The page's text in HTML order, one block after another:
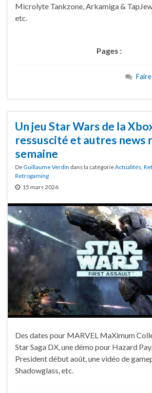
Microlyte Tankzone, Arkamiga &
etc.
Pages :
Un jeu Star Wars de la
ressuscité et autres news
semaine
DeGuillaume Verdin dans la catégorieActualités
Retrogaming
15 mars 2026
Des dates pour MARVEL MaXimum
Star Saga DX, une démo pour Hazard
President début août, une vidéo de
Shadowglass, etc.